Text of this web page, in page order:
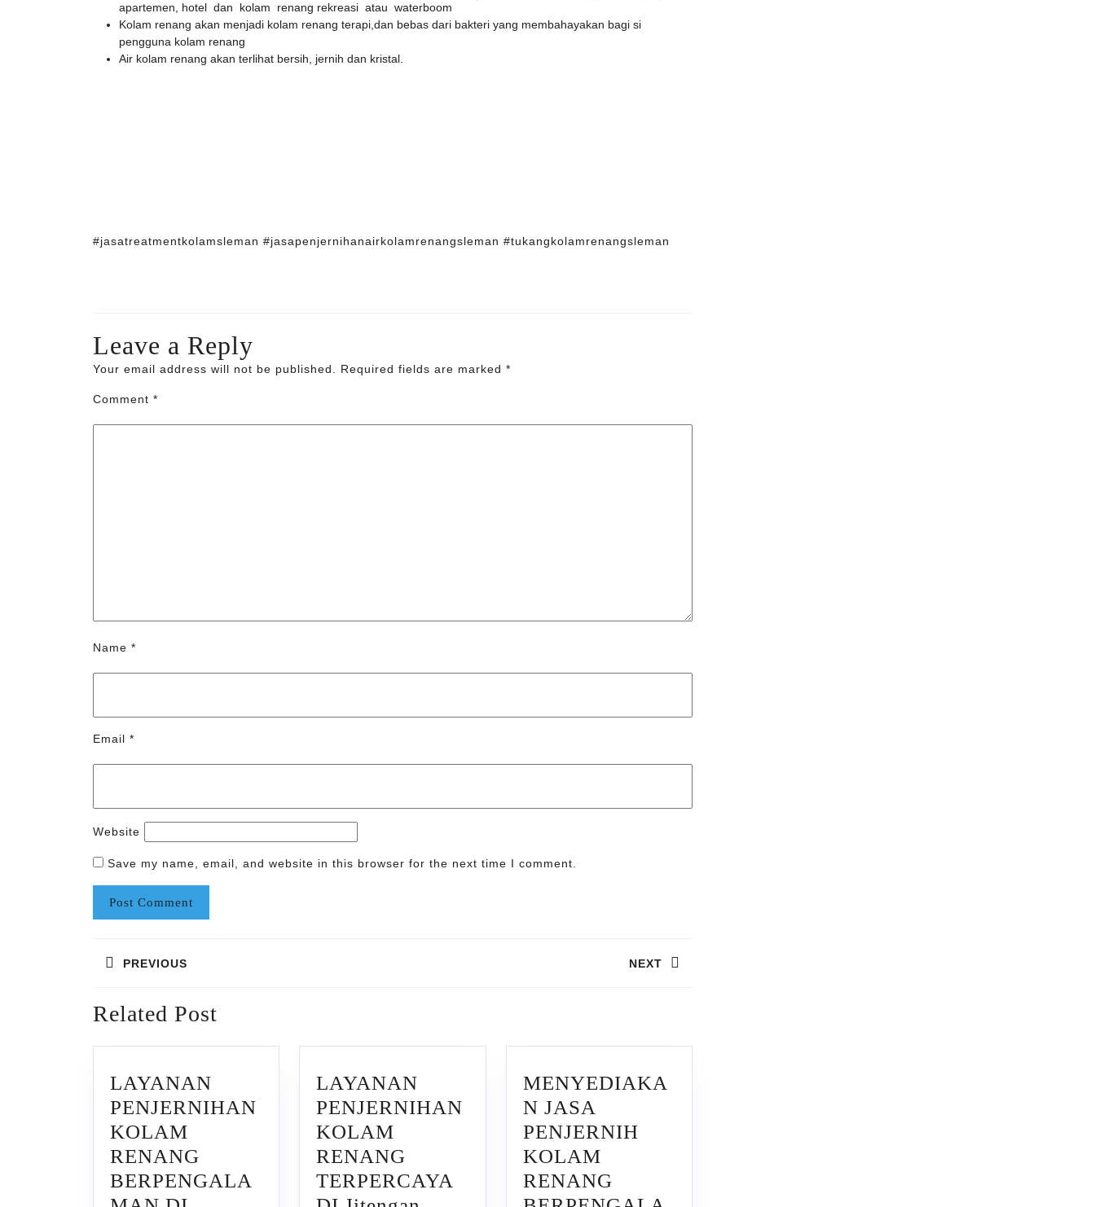
apartemen, hotel dan kolam renang rekreasi atau waterboom
Kolam renang akan menjadi kolam renang terapi,dan bebas dari bakteri yang membahayakan bagi si
pengguna kolam renang
Air kolam renang akan terlihat bersih, jernih dan kristal.
#jasatreatmentkolamsleman #jasapenjernihanairkolamrenangsleman #tukangkolamrenangsleman
Leave a Reply
Your email address will not be published. Required fields are marked *
Comment *
Name *
Email *
Website
Save my name, email, and website in this browser for the next time I comment.
PREVIOUS
post:
NEXT
Related Post
LAYANAN
PENJERNIHAN
KOLAM
RENANG
BERPENGALA
LAYANAN
PENJERNIHAN
KOLAM
RENANG
TERPERCAYA
MENYEDIAKA
N JASA
PENJERNIH
KOLAM
RENANG